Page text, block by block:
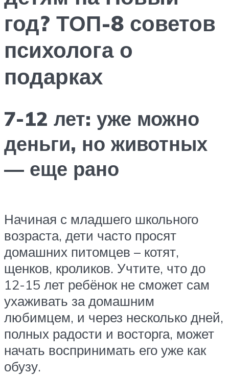
год? ТОП-8 советов
психолога о
подарках
7-12 лет: уже можно
деньги, но животных
— еще рано
Начиная с младшего школьного
возраста, дети часто просят
домашних питомцев – котят,
щенков, кроликов. Учтите, что до
12-15 лет ребёнок не сможет сам
ухаживать за домашним
любимцем, и через несколько дней,
полных радости и восторга, может
начать воспринимать его уже как
обузу.